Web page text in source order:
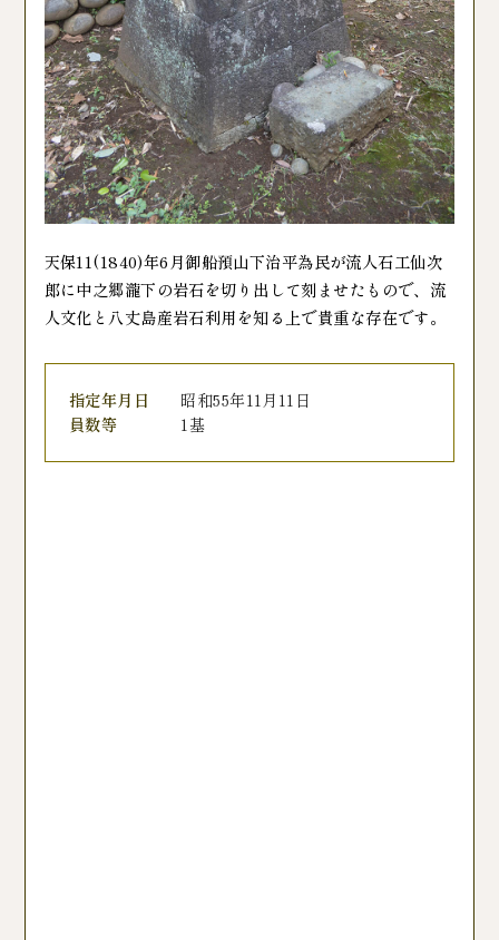
天保11(1840)年6月御船預山下治平為民が流人石工仙次
郎に中之郷瀧下の岩石を切り出して刻ませたもので、流
人文化と八丈島産岩石利用を知る上で貴重な存在です。
指定年月日
昭和55年11月11日
員数等
1基